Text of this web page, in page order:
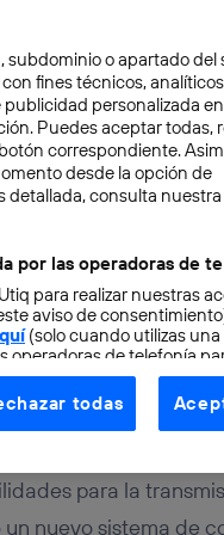
a
para la
nuevo sistema de
subdominio o apartado del
fines técnicos,
personalizada
Puedes aceptar todas,
correspondiente.
desde la opción de
detallada, consulta nuestra
por las operadoras de
para realizar nuestras
aviso de
(solo cuando utilizas una
operadoras de telefonía
como prioridad
de cliente de
teléfono móvil).
todas